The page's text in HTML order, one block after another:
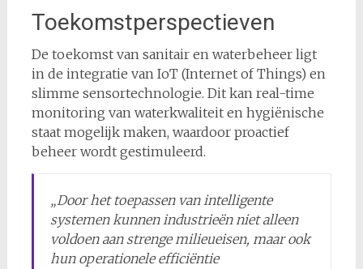
Toekomstperspectieven
De toekomst van sanitair en waterbeheer ligt
in de integratie van IoT (Internet of Things) en
slimme sensortechnologie. Dit kan real-time
monitoring van waterkwaliteit en hygiënische
staat mogelijk maken, waardoor proactief
beheer wordt gestimuleerd.
„Door het toepassen van intelligente
systemen kunnen industrieën niet alleen
voldoen aan strenge milieueisen, maar ook
hun operationele efficiëntie